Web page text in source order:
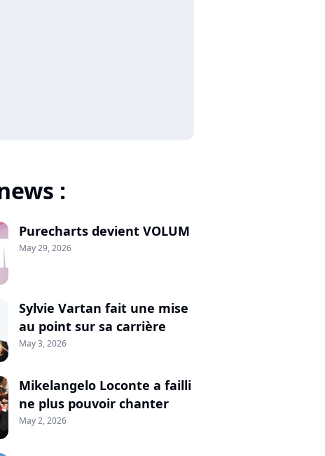
:
Purecharts devient VOLUM
May 29, 2026
Sylvie Vartan fait une mise
au point sur sa carrière
May 3, 2026
Mikelangelo Loconte a failli
ne plus pouvoir chanter
May 2, 2026